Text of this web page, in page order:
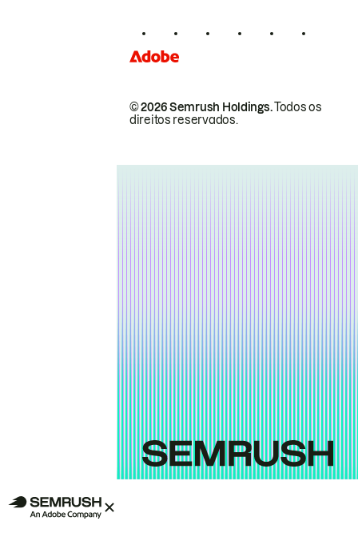
© 2026 Semrush Holdings.Todos os
direitos reservados.